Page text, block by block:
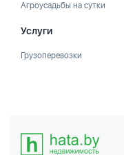
Агроусадьбы на сутки
Услуги
Грузоперевозки